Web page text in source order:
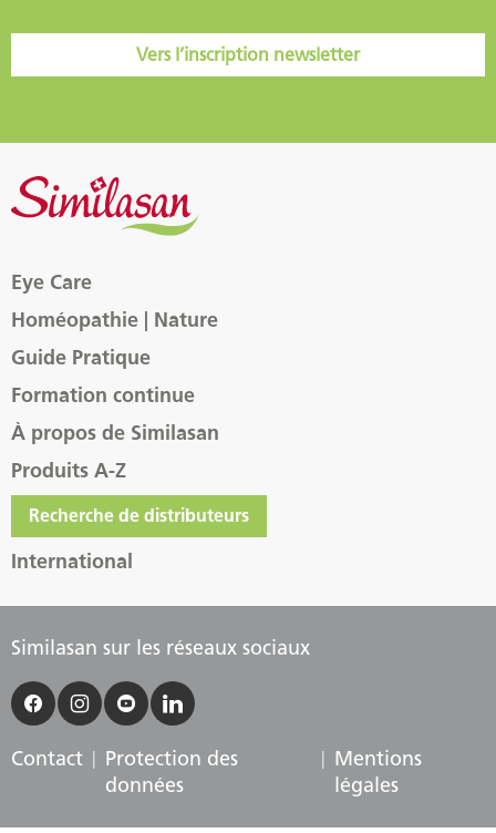
Vers l’inscription newsletter
Eye Care
Homéopathie | Nature
Guide Pratique
Formation continue
À propos de Similasan
Produits A-Z
Recherche de distributeurs
International
Similasan sur les réseaux sociaux
Contact
Protection des
données
Mentions
légales